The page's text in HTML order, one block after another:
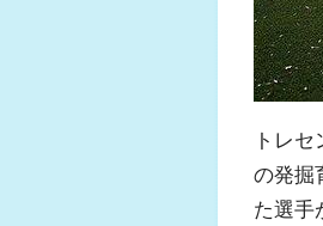
トレ
の発掘
た選手